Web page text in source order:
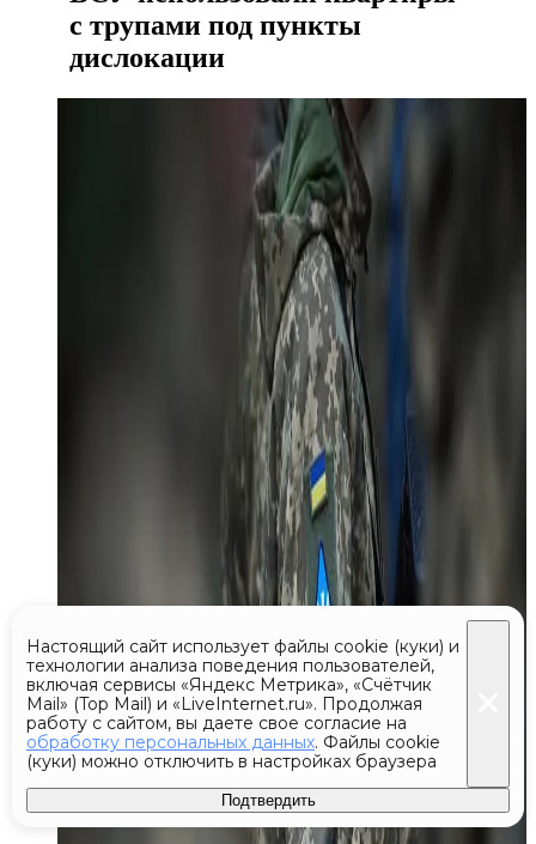
с трупами под пункты
дислокации
Настоящий сайт использует файлы cookie (куки) и
технологии анализа поведения пользователей,
включая сервисы «Яндекс Метрика», «Счётчик
Mail» (Top Mail) и «LiveInternet.ru». Продолжая
работу с сайтом, вы даете свое согласие на
обработку персональных данных. Файлы cookie
(куки) можно отключить в настройках браузера
Подтвердить